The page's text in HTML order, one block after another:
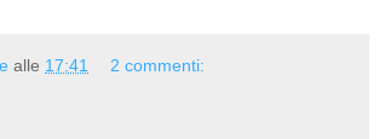
alle 17:41 2 commenti: